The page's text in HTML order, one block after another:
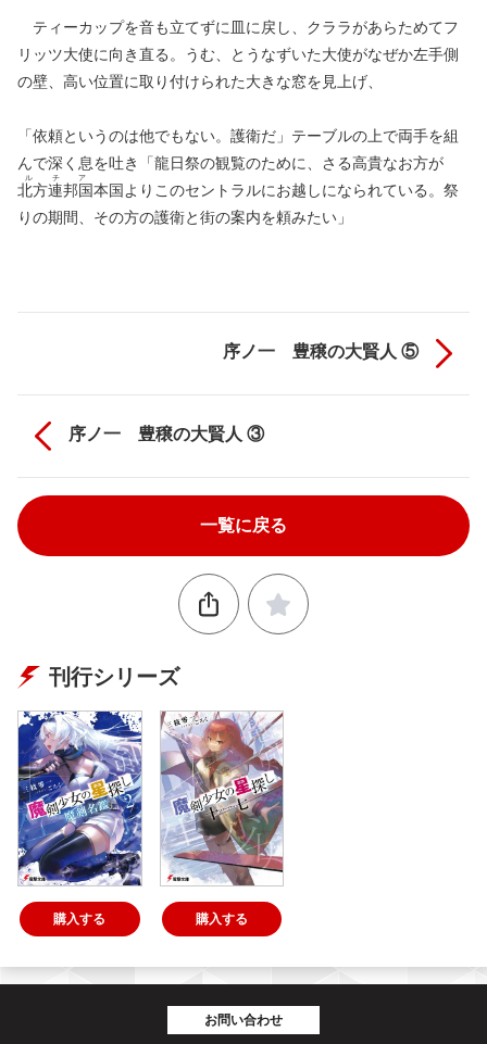
ティーカップを音も立てずに皿に戻し、クララがあらためてフ
リッツ大使に向き直る。うむ、とうなずいた大使がなぜか左手側
の壁、高い位置に取り付けられた大きな窓を見上げ、
「依頼というのは他でもない。護衛だ」テーブルの上で両手を組
んで深く息を吐き「龍日祭の観覧のために、さる高貴なお方が
北方連邦国
ルチア
本国よりこのセントラルにお越しになられている。祭
りの期間、その方の護衛と街の案内を頼みたい」
序ノ一 豊穣の大賢人 ⑤
序ノ一 豊穣の大賢人 ③
一覧に戻る
刊行シリーズ
購入する 購入する
お問い合わせ